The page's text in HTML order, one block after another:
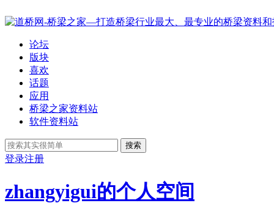
论坛
版块
喜欢
话题
应用
桥梁之家资料站
软件资料站
搜索
登录注册
zhangyigui的个人空间